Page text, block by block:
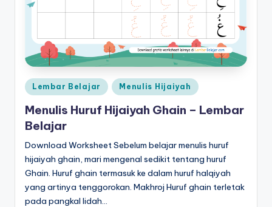
Posted
Lembar Belajar Menulis Hijaiyah
Menulis Huruf Hijaiyah Ghain – Lembar
Belajar
Download Worksheet Sebelum belajar menulis huruf
hijaiyah ghain, mari mengenal sedikit tentang huruf
Ghain. Huruf ghain termasuk ke dalam huruf halqiyah
yang artinya tenggorokan. Makhroj Huruf ghain terletak
pada pangkal lidah…